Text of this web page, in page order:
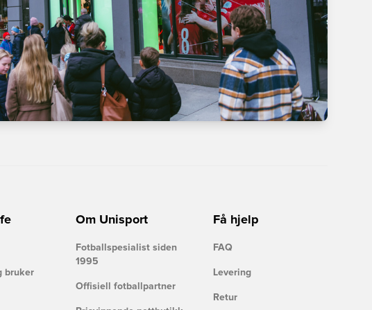
bruker
Om Unisport
Fotballspesialist siden
1995
Offisiell fotballpartner
Få hjelp
FAQ
Levering
Retur